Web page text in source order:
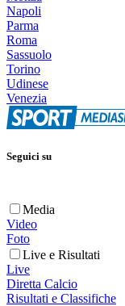
Napoli
Parma
Roma
Sassuolo
Torino
Udinese
Venezia
Seguici su
Media
Video
Foto
Live e Risultati
Live
Diretta Calcio
Risultati e Classifiche